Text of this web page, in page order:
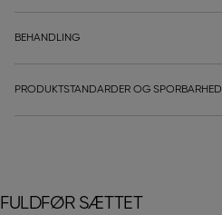
BEHANDLING
PRODUKTSTANDARDER OG SPORBARHED
FULDFØR SÆTTET